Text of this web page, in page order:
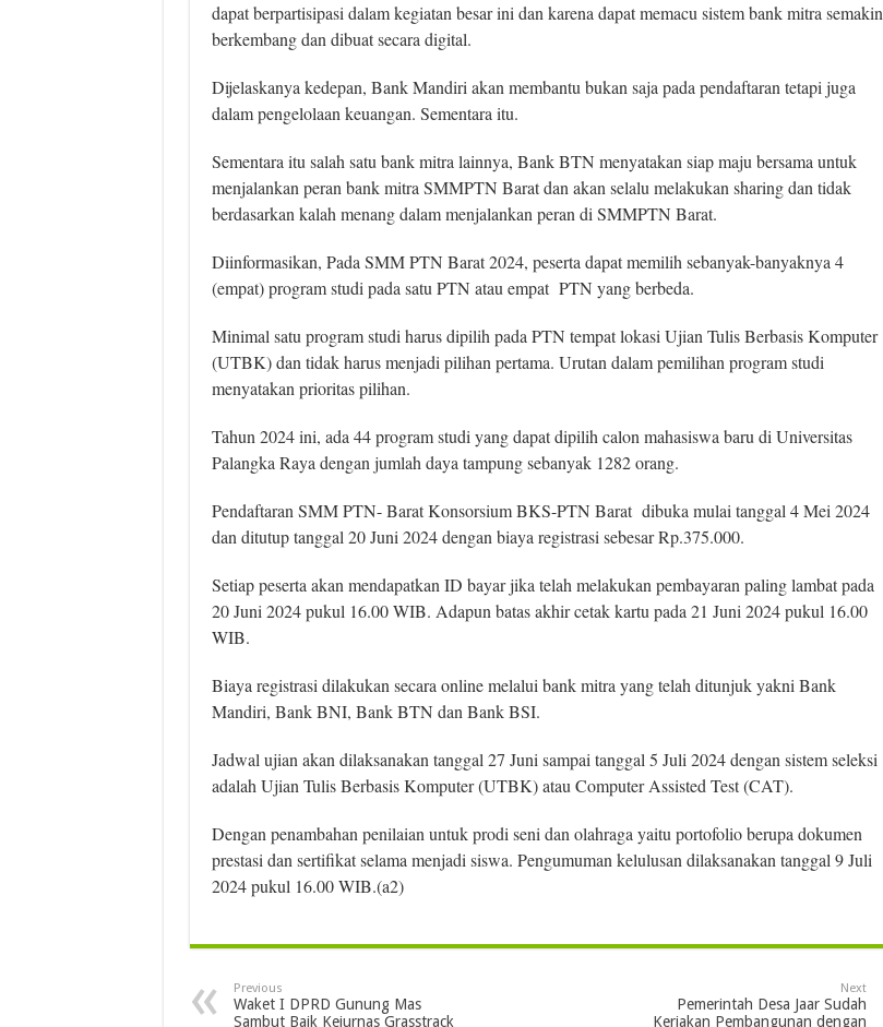
dapat berpartisipasi dalam kegiatan besar ini dan karena dapat memacu sistem bank mitra semakin
berkembang dan dibuat secara digital.
Dijelaskanya kedepan, Bank Mandiri akan membantu bukan saja pada pendaftaran tetapi juga
dalam pengelolaan keuangan. Sementara itu.
Sementara itu salah satu bank mitra lainnya, Bank BTN menyatakan siap maju bersama untuk
menjalankan peran bank mitra SMMPTN Barat dan akan selalu melakukan sharing dan tidak
berdasarkan kalah menang dalam menjalankan peran di SMMPTN Barat.
Diinformasikan, Pada SMM PTN Barat 2024, peserta dapat memilih sebanyak-banyaknya 4
(empat) program studi pada satu PTN atau empat PTN yang berbeda.
Minimal satu program studi harus dipilih pada PTN tempat lokasi Ujian Tulis Berbasis Komputer
(UTBK) dan tidak harus menjadi pilihan pertama. Urutan dalam pemilihan program studi
menyatakan prioritas pilihan.
Tahun 2024 ini, ada 44 program studi yang dapat dipilih calon mahasiswa baru di Universitas
Palangka Raya dengan jumlah daya tampung sebanyak 1282 orang.
Pendaftaran SMM PTN- Barat Konsorsium BKS-PTN Barat dibuka mulai tanggal 4 Mei 2024
dan ditutup tanggal 20 Juni 2024 dengan biaya registrasi sebesar Rp.375.000.
Setiap peserta akan mendapatkan ID bayar jika telah melakukan pembayaran paling lambat pada
20 Juni 2024 pukul 16.00 WIB. Adapun batas akhir cetak kartu pada 21 Juni 2024 pukul 16.00
WIB.
Biaya registrasi dilakukan secara online melalui bank mitra yang telah ditunjuk yakni Bank
Mandiri, Bank BNI, Bank BTN dan Bank BSI.
Jadwal ujian akan dilaksanakan tanggal 27 Juni sampai tanggal 5 Juli 2024 dengan sistem seleksi
adalah Ujian Tulis Berbasis Komputer (UTBK) atau Computer Assisted Test (CAT).
Dengan penambahan penilaian untuk prodi seni dan olahraga yaitu portofolio berupa dokumen
prestasi dan sertifikat selama menjadi siswa. Pengumuman kelulusan dilaksanakan tanggal 9 Juli
2024 pukul 16.00 WIB.(a2)
Previous
Waket I DPRD Gunung Mas
Sambut Baik Kejurnas Grasstrack
Next
Pemerintah Desa Jaar Sudah
Kerjakan Pembangunan dengan